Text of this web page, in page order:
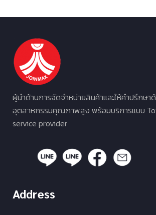
ผู้นำด้านการจัดจำหน่ายสินค้าและให้คำปรึกษา
อุตสาหกรรมคุณภาพสูง พร้อมบริการแบบ
service provider
Address